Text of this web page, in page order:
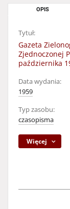
OPIS
Tytuł:
Gazeta
Zjednoczonej
października
Data wydania:
1959
Typ zasobu:
czasopisma
Więcej